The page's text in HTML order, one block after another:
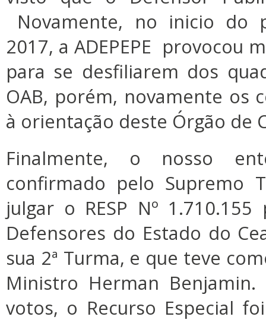
Novamente, no inicio do
2017, a ADEPEPE provocou
para se desfiliarem dos
OAB, porém, novamente os
à orientação deste Órgão de
Finalmente, o nosso
confirmado pelo Supremo
julgar o RESP Nº
Defensores do Estado do
sua 2ª Turma, e que teve
Ministro Herman
votos, o Recurso Especial